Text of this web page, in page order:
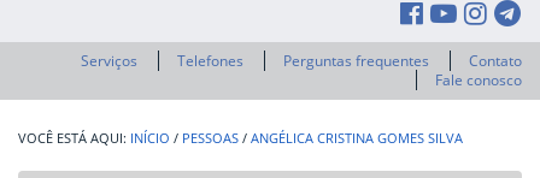
Serviços Telefones Perguntas frequentes
Contato
Fale conosco
INÍCIO / PESSOAS / ANGÉLICA CRISTINA GOMES SILVA